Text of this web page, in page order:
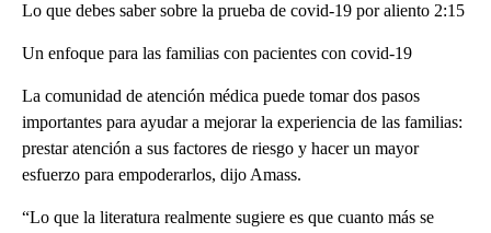
Lo que debes saber sobre la prueba de covid-19 por aliento 2:15
Un enfoque para las familias con pacientes con covid-19
La comunidad de atención médica puede tomar dos pasos
importantes para ayudar a mejorar la experiencia de las familias:
prestar atención a sus factores de riesgo y hacer un mayor
esfuerzo para empoderarlos, dijo Amass.
“Lo que la literatura realmente sugiere es que cuanto más se